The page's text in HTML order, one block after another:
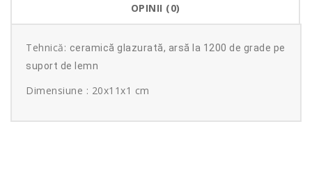
OPINII (0)
Tehnică: ceramică glazurată, arsă la 1200 de grade pe
suport de lemn
Dimensiune : 20x11x1 cm